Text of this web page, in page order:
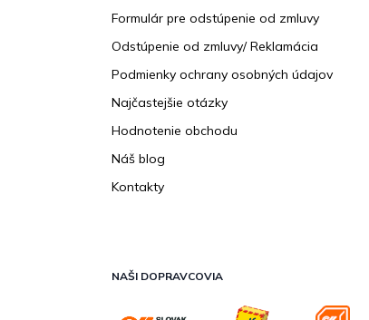
Formulár pre odstúpenie od zmluvy
Odstúpenie od zmluvy/ Reklamácia
Podmienky ochrany osobných údajov
Najčastejšie otázky
Hodnotenie obchodu
Náš blog
Kontakty
NAŠI DOPRAVCOVIA